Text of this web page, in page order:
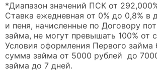
*Диапазон значений ПСК от
Ставка ежедневная от 0% до 0,8% в
и пеня, начисленные по Договору
займа, не могут превышать 100% от
Условия оформления Первого займа
сумма займа от 5000 рублей до
займа до 7 дней.